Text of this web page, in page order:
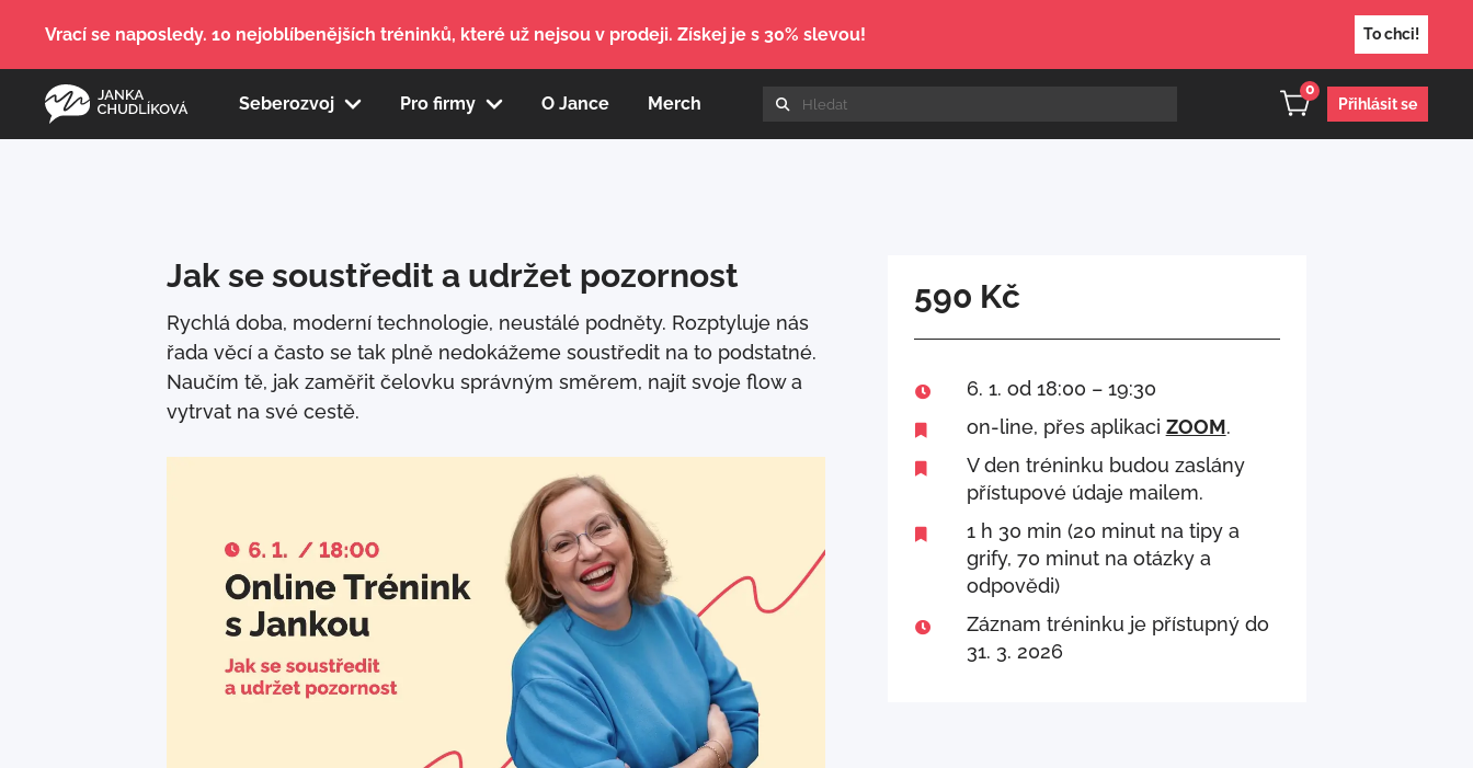
Vrací se naposledy. 10 nejoblíbenějších tréninků, které už nejsou v prodeji. Získej je s 30% slevou! To chci!
Seberozvoj Pro firmy O Jance Merch
0
Přihlásit se
Jak se soustředit a udržet pozornost
Rychlá doba, moderní technologie, neustálé podněty. Rozptyluje nás
řada věcí a často se tak plně nedokážeme soustředit na to podstatné.
Naučím tě, jak zaměřit čelovku správným směrem, najít svoje flow a
vytrvat na své cestě.
590 Kč
 6. 1. od 18:00 – 19:30
 on-line, přes aplikaci ZOOM.

V den tréninku budou zaslány
přístupové údaje mailem.

1 h 30 min (20 minut na tipy a
grify, 70 minut na otázky a
odpovědi)

Záznam tréninku je přístupný do
31. 3. 2026